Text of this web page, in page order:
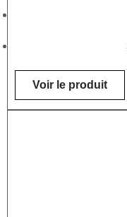
Voir le produit